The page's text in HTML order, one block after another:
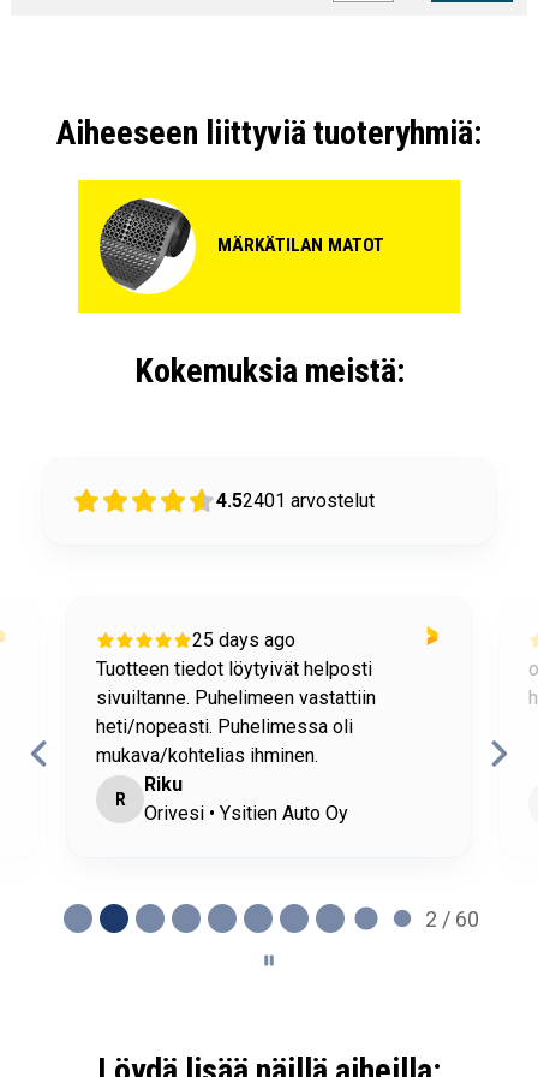
Aiheeseen liittyviä tuoteryhmiä:
MÄRKÄTILAN MATOT
Kokemuksia meistä:
4.52401 arvostelut
25 days ago
Tuotteen tiedot löytyivät helposti
sivuiltanne. Puhelimeen vastattiin
heti/nopeasti. Puhelimessa oli
mukava/kohtelias ihminen.
R
Riku
Orivesi • Ysitien Auto Oy
2 / 60